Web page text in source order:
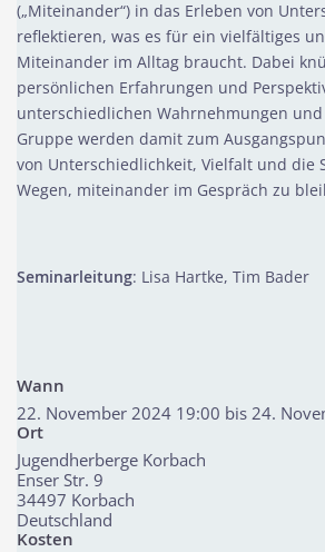
(„Miteinander“) in das Erleben von
reflektieren, was es für ein vielfältiges
Miteinander im Alltag braucht. Dabei
persönlichen Erfahrungen und
unterschiedlichen Wahrnehmungen
Gruppe werden damit zum
von Unterschiedlichkeit, Vielfalt und die
Wegen, miteinander im Gespräch zu
Seminarleitung: Lisa Hartke, Tim Bader
Wann
22. November 2024 19:00 bis 24.
Ort
Jugendherberge Korbach
Enser Str. 9
34497 Korbach
Deutschland
Kosten